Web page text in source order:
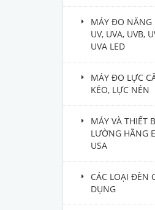
MÁY ĐO NĂNG
UV, UVA, UVB,
UVA LED
MÁY ĐO LỰC
KÉO, LỰC NÉN
MÁY VÀ THIẾT
LƯỜNG HÃNG
USA
CÁC LOẠI ĐÈN
DỤNG